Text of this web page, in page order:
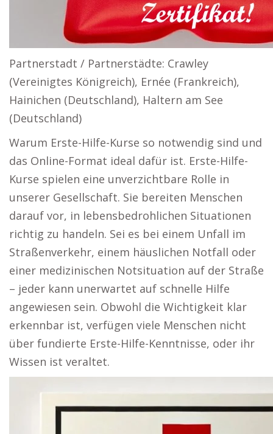
Partnerstadt / Partnerstädte: Crawley
(Vereinigtes Königreich), Ernée (Frankreich),
Hainichen (Deutschland), Haltern am See
(Deutschland)
Warum Erste-Hilfe-Kurse so notwendig sind und
das Online-Format ideal dafür ist. Erste-Hilfe-
Kurse spielen eine unverzichtbare Rolle in
unserer Gesellschaft. Sie bereiten Menschen
darauf vor, in lebensbedrohlichen Situationen
richtig zu handeln. Sei es bei einem Unfall im
Straßenverkehr, einem häuslichen Notfall oder
einer medizinischen Notsituation auf der Straße
– jeder kann unerwartet auf schnelle Hilfe
angewiesen sein. Obwohl die Wichtigkeit klar
erkennbar ist, verfügen viele Menschen nicht
über fundierte Erste-Hilfe-Kenntnisse, oder ihr
Wissen ist veraltet.